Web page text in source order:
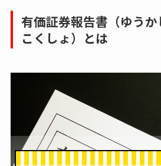
有価証券報告書（ゆう
こくしょ）とは